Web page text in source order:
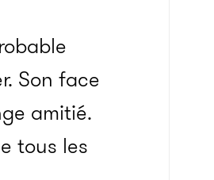
Son face
amitié.
tous les